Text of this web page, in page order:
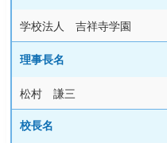
学校法人 吉祥寺学園
理事長名
松村 謙三
校長名